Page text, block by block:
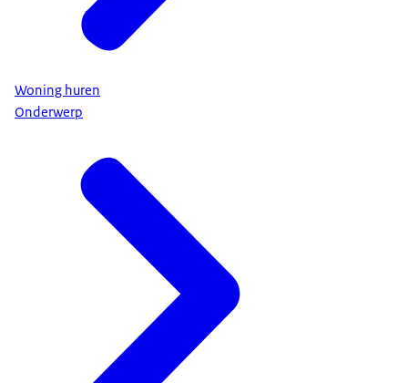
Woning huren
Onderwerp